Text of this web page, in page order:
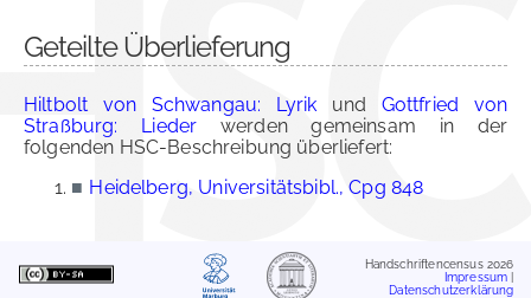
Geteilte Überlieferung
Hiltbolt von Schwangau: Lyrik und Gottfried von
Straßburg: Lieder werden gemeinsam in der
folgenden HSC-Beschreibung überliefert:
■ Heidelberg, Universitätsbibl., Cpg 848
Handschriftencensus 2026
Impressum
Datenschutzerklärung